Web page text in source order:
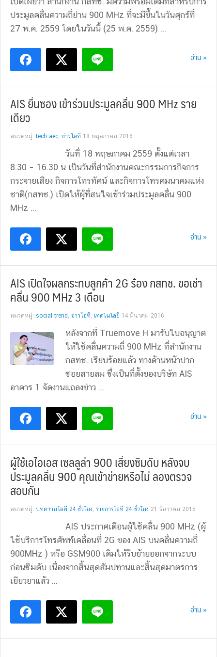
ประมูลคลื่นความถี่ย่าน 900 MHz ที่จะมีขึ้นในวันศุกร์ที่
27 พ.ค. 2559 โดยในวันนี้ (25 พ.ค. 2559) ...
อ่าน »
AIS ยื่นซอง เข้าร่วมประมูลคลื่น 900 MHz ราย
เดียว
หมวดหมู่:tech aec, ข่าวไอที 18 พฤษภาคม 2016
วันที่ 18 พฤษภาคม 2559 ตั้งแต่เวลา
8.30 – 16.30 น เป็นวันที่สำนักงานคณะกรรมการกิจการ
กระจายเสียง กิจการโทรทัศน์ และกิจการโทรคมนาคมแห่ง
ชาติ(กสทช.) เปิดให้ผู้ที่สนใจเข้าร่วมประมูลคลื่น 900
MHz ...
อ่าน »
AIS เปิดใจผลกระทบลูกค้า 2G ร้อง กสทช. ขอเช่า
คลื่น 900 MHz 3 เดือน
หมวดหมู่: social trend , ข่าวไอที, เทคโนโลยี 14 มีนาคม 2016
หลังจากที่ Truemove H มารับใบอนุญาต
ให้ใช้คลื่นความถี่ 900 MHz ที่สำนักงาน
กสทช. เรียบร้อยแล้ว ทางด้านหน้าปาก
ซอยสายลม ซึ่งเป็นที่ตั้งของบริษัท AIS
อาคาร 1 จัดงานแถลงข่าว ...
อ่าน »
ผู้ใช้เอไอเอส เซลลูล่า 900 เสี่ยงซิมดับ หลังจบ
ประมูลคลื่น 900 คุณเข้าข่ายหรือไม่ ลองตรวจ
สอบกัน
หมวดหมู่: บทความไอที 24 ชั่วโมง, รายการไอที 24 ชั่วโมง 21 ธันวาคม 2015
AIS ประกาศเตือนผู้ใช้คลื่น 900 MHz (ผู้
ใช้บริการโทรศัพท์เคลื่อนที่ 2G ของ AIS บนคลื่นความถี่
900MHz ) หรือ GSM900 เดิมให้รีบย้ายออกจากระบบ
ก่อนซิมดับ เนื่องจากสิ้นสุดสัมปทานและสิ้นสุดมาตรการ
เยียวยาแล้ว ...
อ่าน »